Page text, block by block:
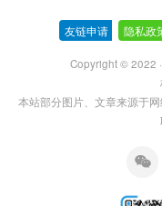
友链申请 隐私政
Copyright © 2022 ·
本站部分图片、文章来源于